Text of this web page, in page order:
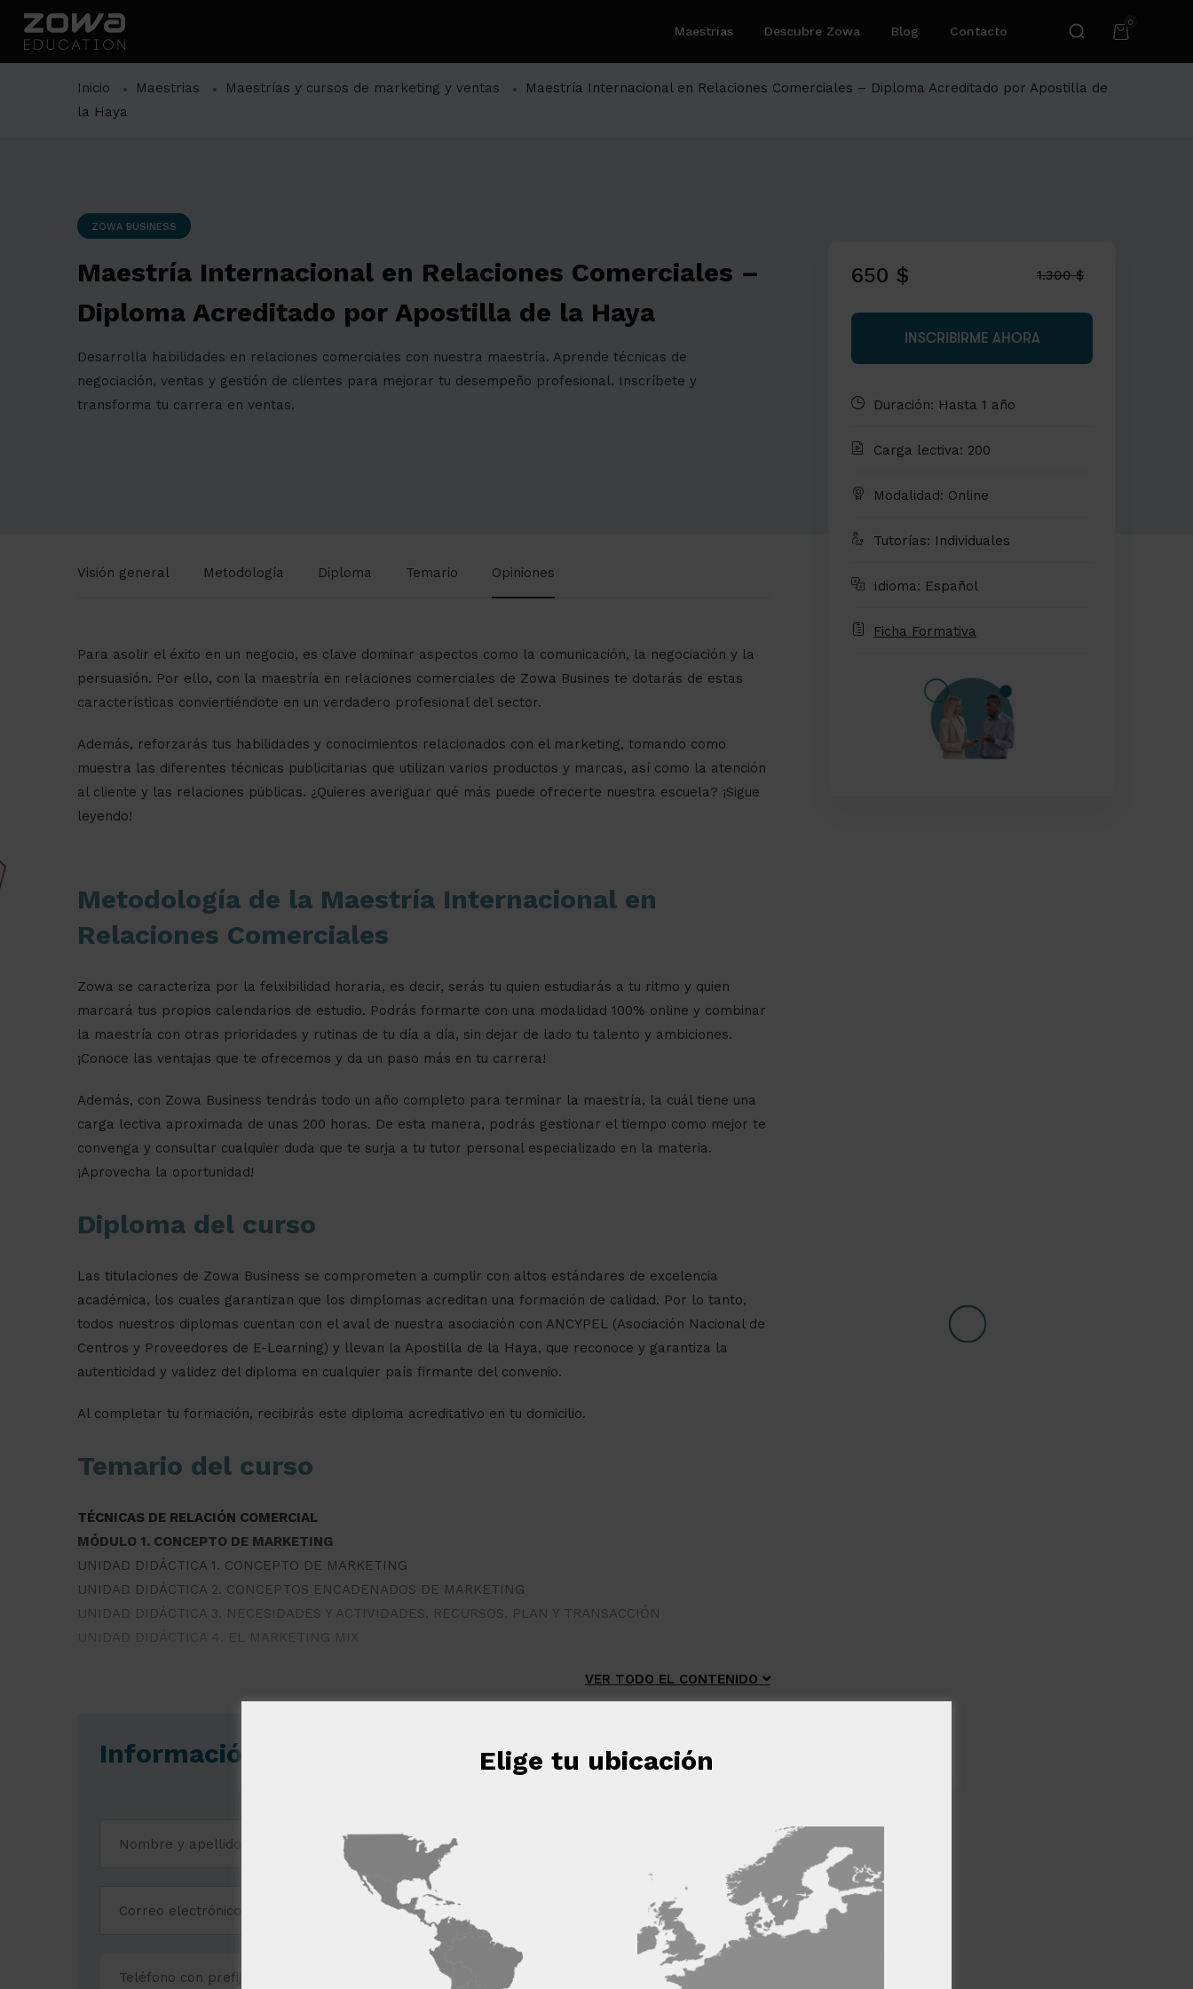
Maestrías Descubre Zowa Blog Contacto
0
Inicio Maestrias Maestrías y cursos de marketing y ventas
Maestría Internacional en Relaciones Comerciales – Diploma Acreditado por Apostilla de
la Haya
ZOWA BUSINESS
Maestría Internacional en Relaciones Comerciales –
Diploma Acreditado por Apostilla de la Haya
Desarrolla habilidades en relaciones comerciales con nuestra maestría. Aprende técnicas de
negociación, ventas y gestión de clientes para mejorar tu desempeño profesional. Inscríbete y
transforma tu carrera en ventas.
Visión general Metodología Diploma Temario Opiniones
Para asolir el éxito en un negocio, es clave dominar aspectos como la comunicación, la negociación y la
persuasión. Por ello, con la maestría en relaciones comerciales de Zowa Busines te dotarás de estas
características conviertiéndote en un verdadero profesional del sector.
Además, reforzarás tus habilidades y conocimientos relacionados con el marketing, tomando como
muestra las diferentes técnicas publicitarias que utilizan varios productos y marcas, así como la atención
al cliente y las relaciones públicas. ¿Quieres averiguar qué más puede ofrecerte nuestra escuela? ¡Sigue
leyendo!
Metodología de la Maestría Internacional en
Relaciones Comerciales
Zowa se caracteriza por la felxibilidad horaria, es decir, serás tu quien estudiarás a tu ritmo y quien
marcará tus propios calendarios de estudio. Podrás formarte con una modalidad 100% online y combinar
la maestría con otras prioridades y rutinas de tu día a día, sin dejar de lado tu talento y ambiciones.
¡Conoce las ventajas que te ofrecemos y da un paso más en tu carrera!
Además, con Zowa Business tendrás todo un año completo para terminar la maestría, la cuál tiene una
carga lectiva aproximada de unas 200 horas. De esta manera, podrás gestionar el tiempo como mejor te
convenga y consultar cualquier duda que te surja a tu tutor personal especializado en la materia.
¡Aprovecha la oportunidad!
Diploma del curso
Las titulaciones de Zowa Business se comprometen a cumplir con altos estándares de excelencia
académica, los cuales garantizan que los dimplomas acreditan una formación de calidad. Por lo tanto,
todos nuestros diplomas cuentan con el aval de nuestra asociación con ANCYPEL (Asociación Nacional de
Centros y Proveedores de E-Learning) y llevan la Apostilla de la Haya, que reconoce y garantiza la
autenticidad y validez del diploma en cualquier país firmante del convenio.
Al completar tu formación, recibirás este diploma acreditativo en tu domicilio.
Temario del curso
TÉCNICAS DE RELACIÓN COMERCIAL
MÓDULO 1. CONCEPTO DE MARKETING
UNIDAD DIDÁCTICA 1. CONCEPTO DE MARKETING
UNIDAD DIDÁCTICA 2. CONCEPTOS ENCADENADOS DE MARKETING
UNIDAD DIDÁCTICA 3. NECESIDADES Y ACTIVIDADES, RECURSOS, PLAN Y TRANSACCIÓN
VER TODO EL CONTENIDO
Información gratuita y sin compromiso
650 $ 1.300 $
INSCRIBIRME AHORA
Duración: Hasta 1 año
Carga lectiva: 200
Modalidad: Online
Tutorías: Individuales
Idioma: Español
Ficha Formativa
Elige tu ubicación
Este sitio web usa cookies para mejorar la experiencia del usuario. Al utilizar nuestro sitio web,
usted acepta todas las cookies de acuerdo con nuestra Política de cookies.Más información
MOSTRAR TODOS LOS SOCIOS
Cookies de
rendimiento
Cookies de
preferencias